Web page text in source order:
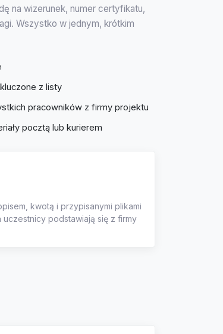
na wizerunek, numer certyfikatu,
Wszystko w jednym, krótkim
z listy
pracowników z firmy projektu
pocztą lub kurierem
kwotą i przypisanymi plikami
podstawiają się z firmy